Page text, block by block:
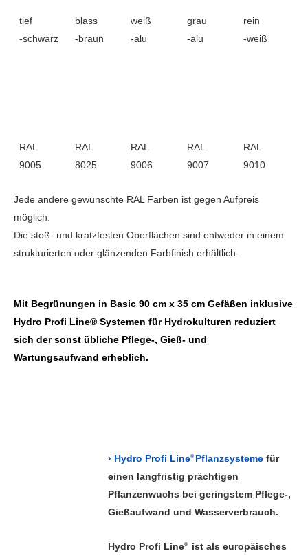
tief
-schwarz
blass
-braun
weiß
-alu
grau
-alu
rein
-weiß
RAL
9005
RAL
8025
RAL
9006
RAL
9007
RAL
9010
Jede andere gewünschte RAL Farben ist gegen Aufpreis
möglich.
Die stoß- und kratzfesten Oberflächen sind entweder in einem
strukturierten oder glänzenden Farbfinish erhältlich.
Mit Begrünungen in Basic 90 cm x 35 cm Gefäßen inklusive
Hydro Profi Line® Systemen für Hydrokulturen reduziert
sich der sonst übliche Pflege-, Gieß- und
Wartungsaufwand erheblich.
› Hydro Profi Line® Pflanzsysteme für
einen langfristig prächtigen
Pflanzenwuchs bei geringstem Pflege-,
Gießaufwand und Wasserverbrauch.
Hydro Profi Line®
ist als europäisches